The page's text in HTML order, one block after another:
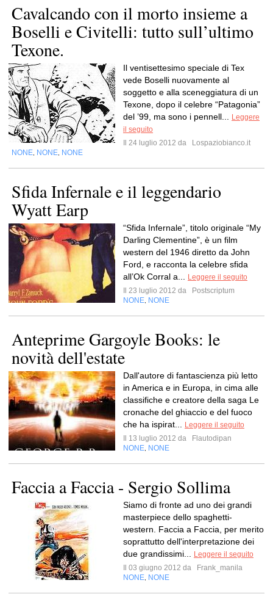
Cavalcando con il morto insieme a
Boselli e Civitelli: tutto sull’ultimo
Texone.
Il ventisettesimo speciale di Tex
vede Boselli nuovamente al
soggetto e alla sceneggiatura di un
Texone, dopo il celebre “Patagonia”
del ’99, ma sono i pennell...
Leggere
il seguito
Il 24 luglio 2012 da
Lospaziobianco.it
NONE NONE NONE
Sfida Infernale e il leggendario
Wyatt Earp
“Sfida Infernale”, titolo originale “My
Darling Clementine”, è un film
western del 1946 diretto da John
Ford, e racconta la celebre sfida
all’Ok Corral a...
Leggere il seguito
Il 23 luglio 2012 da
Postscriptum
NONE NONE
Anteprime Gargoyle Books: le
novità dell'estate
Dall'autore di fantascienza più letto
in America e in Europa, in cima alle
classifiche e creatore della saga Le
cronache del ghiaccio e del fuoco
che ha ispirat...
Leggere il seguito
Il 13 luglio 2012 da
Flautodipan
NONE NONE
Faccia a Faccia - Sergio Sollima
Siamo di fronte ad uno dei grandi
masterpiece dello spaghetti-
western. Faccia a Faccia, per merito
soprattutto dell'interpretazione dei
due grandissimi...
Leggere il seguito
Il 03 giugno 2012 da
Frank_manila
NONE NONE